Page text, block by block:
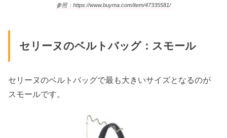
参照：https://www.buyma.com/item/47335581/
セリーヌのベルトバッグ：スモール
セリーヌのベルトバッグで最も大きいサイズとなるのが
スモールです。